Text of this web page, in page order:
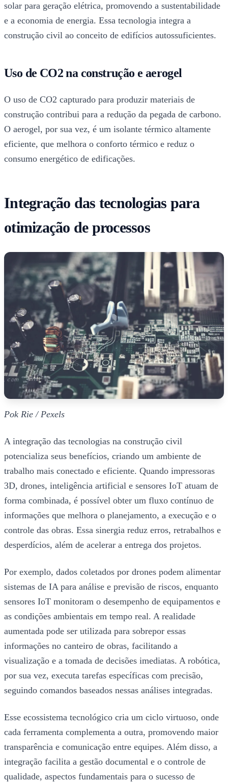
solar para geração elétrica, promovendo a sustentabilidade
e a economia de energia. Essa tecnologia integra a
construção civil ao conceito de edifícios autossuficientes.
Uso de CO2 na construção e aerogel
O uso de CO2 capturado para produzir materiais de
construção contribui para a redução da pegada de carbono.
O aerogel, por sua vez, é um isolante térmico altamente
eficiente, que melhora o conforto térmico e reduz o
consumo energético de edificações.
Integração das tecnologias para
otimização de processos
Pok Rie / Pexels
A integração das tecnologias na construção civil
potencializa seus benefícios, criando um ambiente de
trabalho mais conectado e eficiente. Quando impressoras
3D, drones, inteligência artificial e sensores IoT atuam de
forma combinada, é possível obter um fluxo contínuo de
informações que melhora o planejamento, a execução e o
controle das obras. Essa sinergia reduz erros, retrabalhos e
desperdícios, além de acelerar a entrega dos projetos.
Por exemplo, dados coletados por drones podem alimentar
sistemas de IA para análise e previsão de riscos, enquanto
sensores IoT monitoram o desempenho de equipamentos e
as condições ambientais em tempo real. A realidade
aumentada pode ser utilizada para sobrepor essas
informações no canteiro de obras, facilitando a
visualização e a tomada de decisões imediatas. A robótica,
por sua vez, executa tarefas específicas com precisão,
seguindo comandos baseados nessas análises integradas.
Esse ecossistema tecnológico cria um ciclo virtuoso, onde
cada ferramenta complementa a outra, promovendo maior
transparência e comunicação entre equipes. Além disso, a
integração facilita a gestão documental e o controle de
qualidade, aspectos fundamentais para o sucesso de